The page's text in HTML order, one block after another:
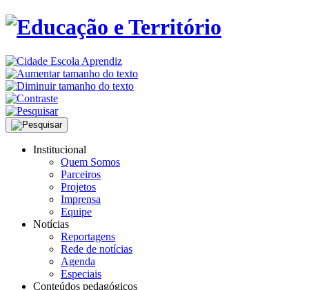
Institucional
Quem Somos
Parceiros
Projetos
Imprensa
Equipe
Notícias
Reportagens
Rede de notícias
Agenda
Especiais
Conteúdos pedagógicos